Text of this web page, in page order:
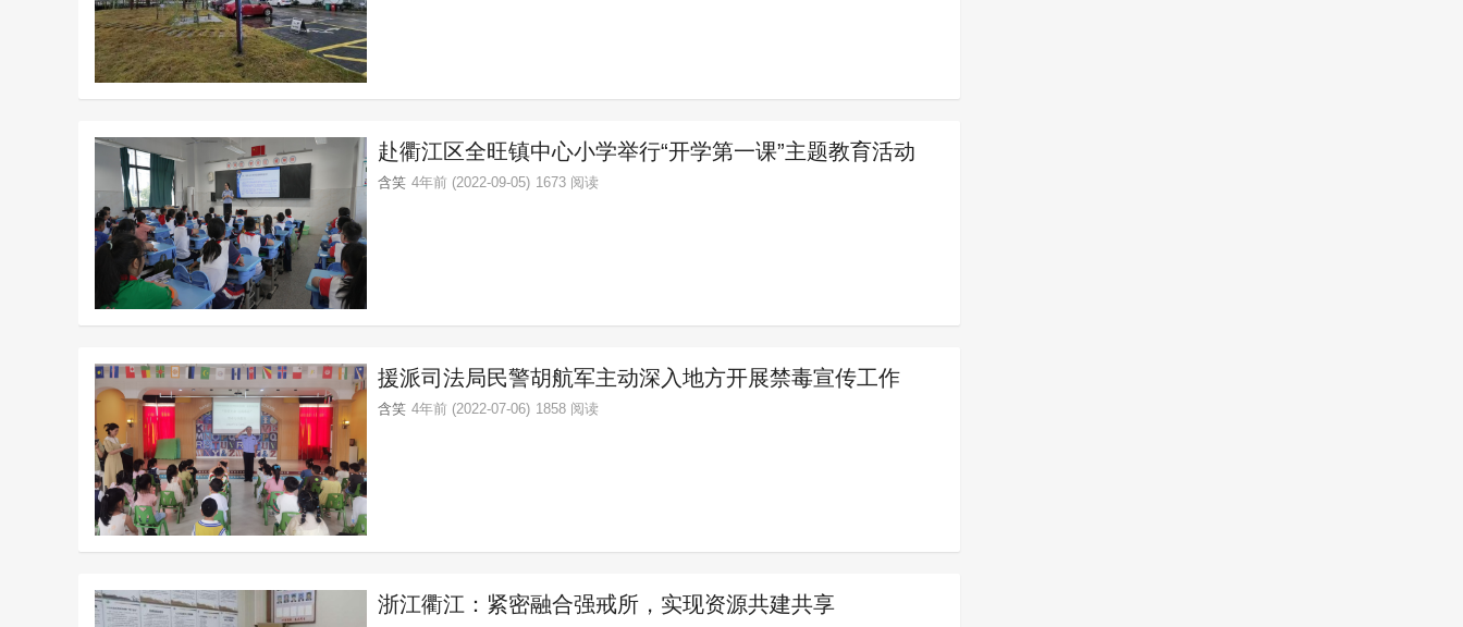
赴衢江区全旺镇中心小学举行“开学第一课”主题教育活动
含笑 4年前 (2022-09-05) 1673 阅读
援派司法局民警胡航军主动深入地方开展禁毒宣传工作
含笑 4年前 (2022-07-06) 1858 阅读
浙江衢江：紧密融合强戒所，实现资源共建共享